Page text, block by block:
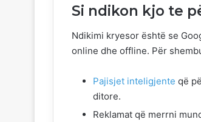
Si ndikon kjo te
Ndikimi kryesor është se
online dhe offline. Për
Pajisjet inteligjente që
ditore.
Reklamat që merrni